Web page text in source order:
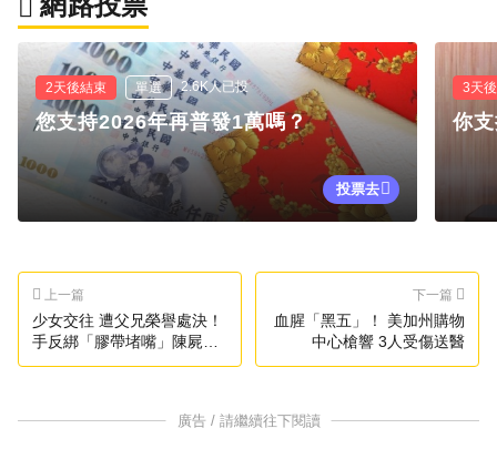
2天後結束 單選 2.6K人已投
您支持2026年再普發1萬嗎？
投票去
3天
你
上一篇
少女交往 遭父兄榮譽處決！
手反綁「膠帶堵嘴」陳屍沼
澤
下一篇
血腥「黑五」！ 美加州購物
中心槍響 3人受傷送醫
廣告 / 請繼續往下閱讀